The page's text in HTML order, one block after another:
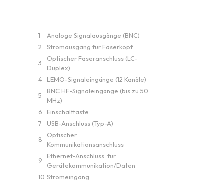
1
Analoge Signalausgänge (BNC)
2
Stromausgang für Faserkopf
3
Optischer Faseranschluss (LC-
Duplex)
4
LEMO-Signaleingänge (12 Kanäle)
5
BNC HF-Signaleingänge (bis zu 50
MHz)
6
Einschalttaste
7
USB-Anschluss (Typ-A)
8
Optischer
Kommunikationsanschluss
9
Ethernet-Anschluss: für
Gerätekommunikation/Daten
10 Stromeingang